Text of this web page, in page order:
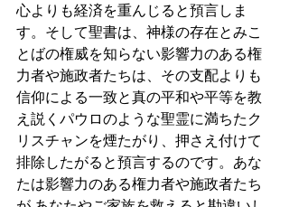
心よりも経済を重んじると預言しま
す。そして聖書は、神様の存在とみこ
とばの権威を知らない影響力のある権
力者や施政者たちは、その支配よりも
信仰による一致と真の平和や平等を教
え説くパウロのような聖霊に満ちたク
リスチャンを煙たがり、押さえ付けて
排除したがると預言するのです。あな
たは影響力のある権力者や施政者たち